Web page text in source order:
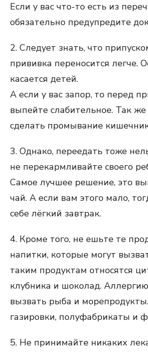
Если у вас что-то есть из
обязательно предупредите
2. Следует знать, что
прививка переносится легче.
касается детей.
А если у вас запор, то перед
выпейте слабительное. Так
сделать промывание
3. Однако, переедать тоже
не перекармливайте своего
Самое лучшее решение, это
чай. А если вам этого мало,
себе лёгкий завтрак.
4. Кроме того, не ешьте те
напитки, которые могут
таким продуктам относятся
клубника и шоколад.
вызвать рыба и
газировки, полуфабрикаты и
5. Не принимайте никаких